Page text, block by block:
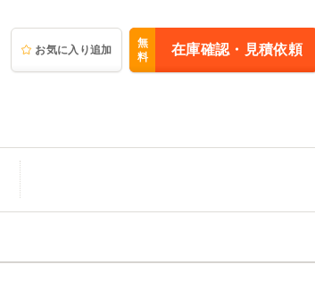
お気に入り追加
無
料
在庫確認・見積依頼